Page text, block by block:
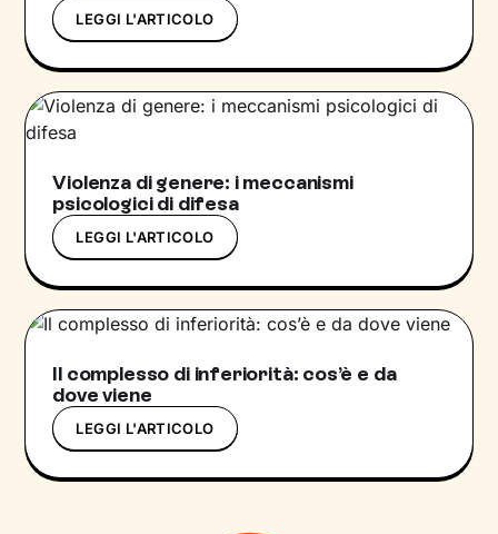
LEGGI L'ARTICOLO
Violenza di genere: i meccanismi
psicologici di difesa
LEGGI L'ARTICOLO
Il complesso di inferiorità: cos’è e da
dove viene
LEGGI L'ARTICOLO